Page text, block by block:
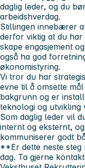
daglig leder, og du
arbeidshverdag.
Stillingen innebærer
derfor viktig at du har
skape engasjement
også ha god
økonomistyring.
Vi tror du har
evne til å omsette
bakgrunn og er
teknologi og
Som daglig leder vil
internt og eksternt,
kommuniserer godt
**Er dette neste steg
dag. Ta gjerne